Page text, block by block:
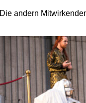
Die andern